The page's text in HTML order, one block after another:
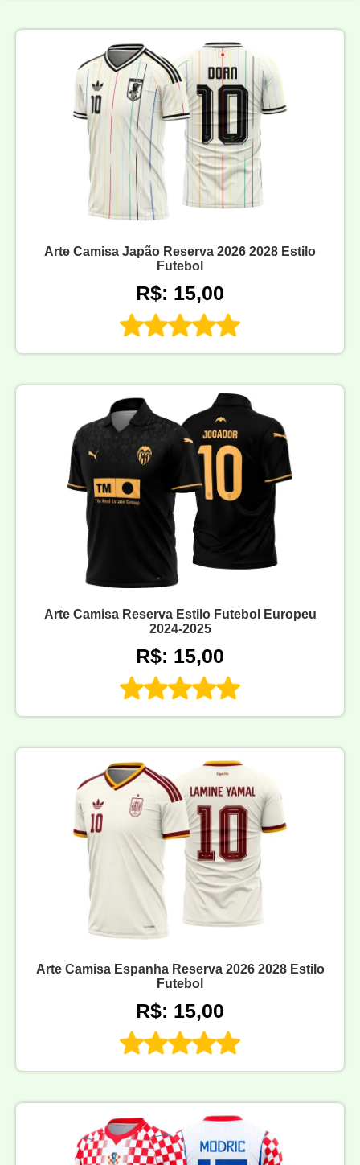
Arte Camisa Japão Reserva 2026 2028 Estilo
Futebol
R$: 15,00
Arte Camisa Reserva Estilo Futebol Europeu
2024-2025
R$: 15,00
Arte Camisa Espanha Reserva 2026 2028 Estilo
Futebol
R$: 15,00